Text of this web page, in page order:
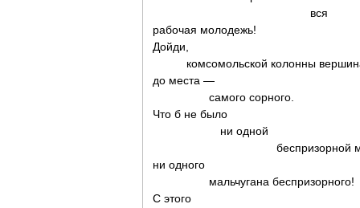
вся
рабочая молодежь!
Дойди,
комсомольской колонны
до места —
самого сорного.
Что б не было
ни одной
беспризорной
ни одного
мальчугана беспризорного!
С этого